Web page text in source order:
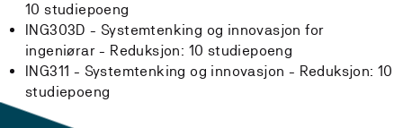
10 studiepoeng
ING303D - Systemtenking og innovasjon for
ingeniørar - Reduksjon: 10 studiepoeng
ING311 - Systemtenking og innovasjon - Reduksjon: 10
studiepoeng